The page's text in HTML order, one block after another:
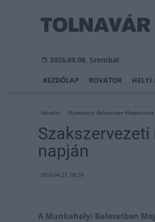
2026.08.08, Szombat
KEZDŐLAP ROVATOK HELYI
Aktuális Munkahelyi Balesetben
napján
2016.04.27. 08:29
A Munkahelyi Balesetben